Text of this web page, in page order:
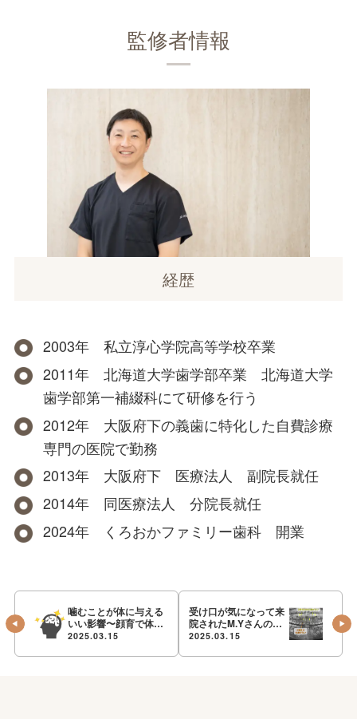
監修者情報
経歴
2003年 私立淳心学院高等学校卒業
2011年 北海道大学歯学部卒業 北海道大学
歯学部第一補綴科にて研修を行う
2012年 大阪府下の義歯に特化した自費診療
専門の医院で勤務
2013年 大阪府下 医療法人 副院長就任
2014年 同医療法人 分院長就任
2024年 くろおかファミリー歯科 開業
噛むことが体に与える
いい影響〜顔育で体ま
で健康に〜
2025.03.15
受け口が気になって来
院されたM.Yさんの診
断
2025.03.15